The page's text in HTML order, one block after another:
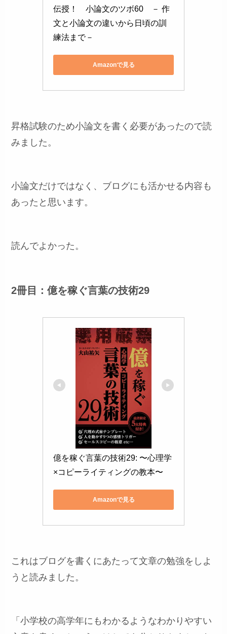
伝授！　小論文のツボ60　－ 作
文と小論文の違いから日頃の訓
練法まで－
Amazonで見る
昇格試験のため小論文を書く必要があったので読
みました。
小論文だけではなく、ブログにも活かせる内容も
あったと思います。
読んでよかった。
2冊目：億を稼ぐ言葉の技術29
億を稼ぐ言葉の技術29: 〜心理学
×コピーライティングの教本〜
Amazonで見る
これはブログを書くにあたって文章の勉強をしよ
うと読みました。
「小学校の高学年にもわかるようなわかりやすい